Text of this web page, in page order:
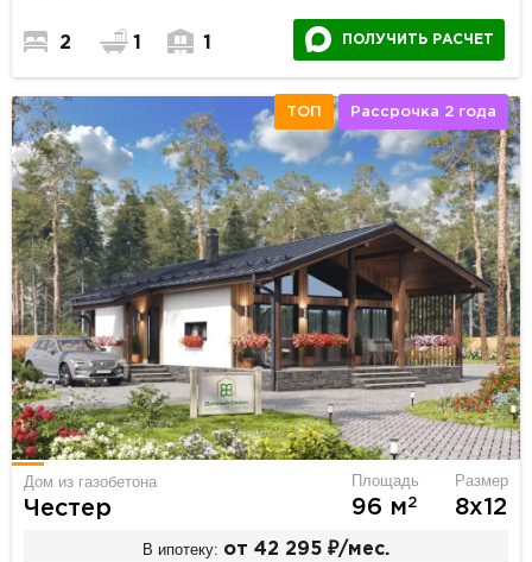
2 1 1 ПОЛУЧИТЬ РАСЧЕТ
ТОП Рассрочка 2 года
Дом из газобетона
Честер
Площадь
96 м2
Размер
8х12
В ипотеку: от 42 295 ₽/мес.